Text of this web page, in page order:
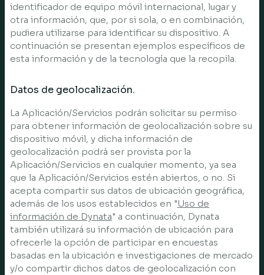
identificador de equipo móvil internacional, lugar y
otra información, que, por si sola, o en combinación,
pudiera utilizarse para identificar su dispositivo. A
continuación se presentan ejemplos específicos de
esta información y de la tecnología que la recopila.
Datos de geolocalización.
La Aplicación/Servicios podrán solicitar su permiso
para obtener información de geolocalización sobre su
dispositivo móvil, y dicha información de
geolocalización podrá ser provista por la
Aplicación/Servicios en cualquier momento, ya sea
que la Aplicación/Servicios estén abiertos, o no. Si
acepta compartir sus datos de ubicación geográfica,
además de los usos establecidos en "Uso de
información de Dynata" a continuación, Dynata
también utilizará su información de ubicación para
ofrecerle la opción de participar en encuestas
basadas en la ubicación e investigaciones de mercado
y/o compartir dichos datos de geolocalización con